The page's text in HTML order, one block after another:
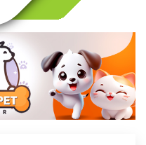
v
g
t
i
o
n